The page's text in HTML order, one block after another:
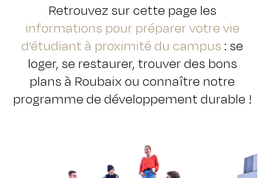
ET
Retrouvez sur cette page les
informations pour préparer votre vie
d’étudiant à proximité du campus : se
loger, se restaurer, trouver des bons
plans à Roubaix ou connaître notre
programme de développement durable !